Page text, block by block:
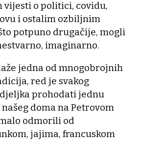
o politici, covidu,
i ostalim ozbiljnim
potpuno drugačije, mogli
imaginarno.
jedna od mnogobrojnih
red je svakog
prohodati jednu
doma na Petrovom
odmorili od
jajima, francuskom